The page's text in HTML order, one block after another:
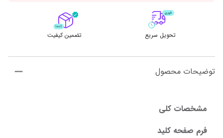
تحویل سریع تضمین کیفیت
توضیحات محصول
مشخصات کلی
فرم صفحه کلید